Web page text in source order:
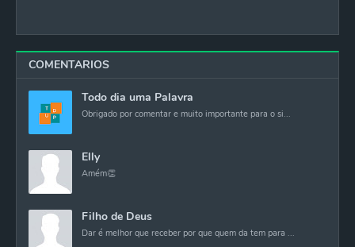
COMENTARIOS
Todo dia uma Palavra
Obrigado por comentar e muito importante para o si...
Elly
Amém👏
Filho de Deus
Dar é melhor que receber por que quem da tem para ...